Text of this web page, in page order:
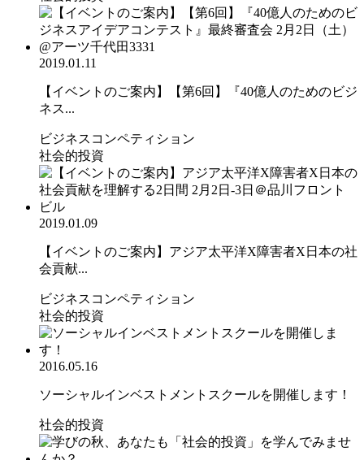
2019.01.11
【イベントのご案内】【第6回】『40億人のためのビジ
ネス...
ビジネスコンペティション
社会的投資
2019.01.09
【イベントのご案内】アジア太平洋X障害者X日本の社
会貢献...
ビジネスコンペティション
社会的投資
2016.05.16
ソーシャルインベストメントスクールを開催します！
社会的投資